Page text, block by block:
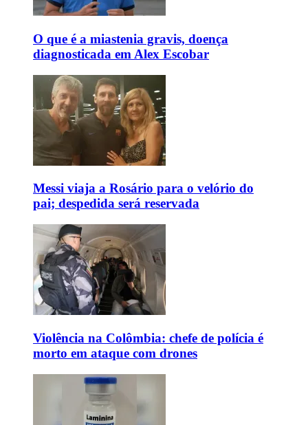
O que é a miastenia gravis, doença
diagnosticada em Alex Escobar
Messi viaja a Rosário para o velório do
pai; despedida será reservada
Violência na Colômbia: chefe de polícia é
morto em ataque com drones